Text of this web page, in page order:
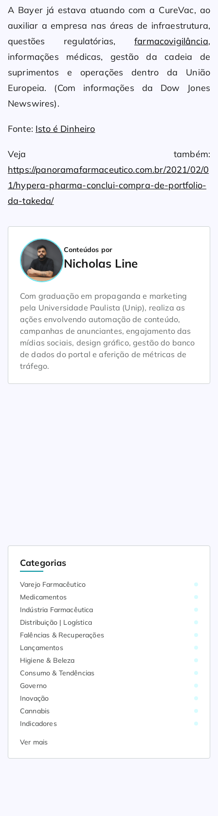
A Bayer já estava atuando com a CureVac, ao
auxiliar a empresa nas áreas de infraestrutura,
questões regulatórias,farmacovigilância,
informações médicas, gestão da cadeia de
suprimentos e operações dentro da União
Europeia. (Com informações da Dow Jones
Newswires).
Fonte: Isto é Dinheiro
Veja também:
https://panoramafarmaceutico.com.br/2021/02/0
1/hypera-pharma-conclui-compra-de-portfolio-
da-takeda/
Conteúdos por
Nicholas Line
Com graduação em propaganda e marketing
pela Universidade Paulista (Unip), realiza as
ações envolvendo automação de conteúdo,
campanhas de anunciantes, engajamento das
mídias sociais, design gráfico, gestão do banco
de dados do portal e aferição de métricas de
tráfego.
Categorias
Varejo Farmacêutico
Medicamentos
Indústria Farmacêutica
Distribuição | Logística
Falências & Recuperações
Lançamentos
Higiene & Beleza
Consumo & Tendências
Governo
Inovação
Cannabis
Indicadores
Ver mais